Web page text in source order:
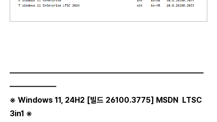
―――――――――――――――――――――――――
――――――
※ Windows 11, 24H2 [빌드 26100.3775] MSDN LTSC
3in1 ※